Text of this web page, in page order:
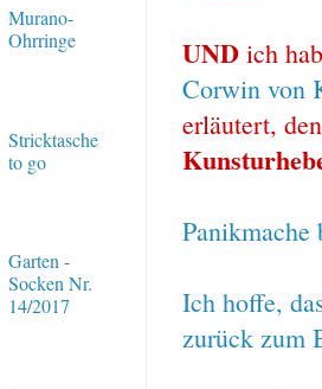
UND ich
Corwin von
erläutert,
Ich hoffe,
zurück zum
Murano-
Ohrringe
Stricktasche
to go
Garten -
Socken Nr.
14/2017